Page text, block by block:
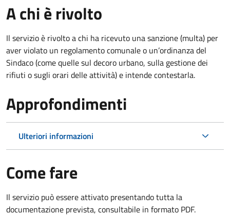
A chi è rivolto
Il servizio è rivolto a chi ha ricevuto una sanzione (multa) per
aver violato un regolamento comunale o un’ordinanza del
Sindaco (come quelle sul decoro urbano, sulla gestione dei
rifiuti o sugli orari delle attività) e intende contestarla.
Approfondimenti
Ulteriori informazioni
Come fare
Il servizio può essere attivato presentando tutta la
documentazione prevista, consultabile in formato PDF.